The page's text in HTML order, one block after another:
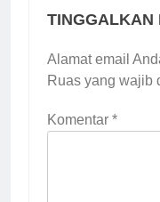
TINGGALKAN
Alamat email
Ruas yang wajib
Komentar *